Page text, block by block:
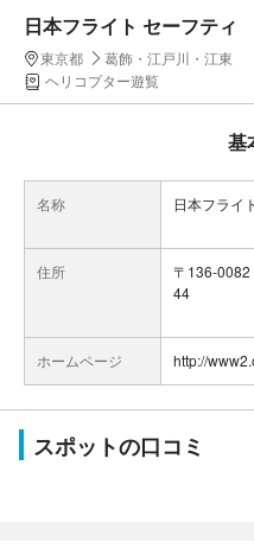
日本フライト セーフティ
東京都
葛飾・江戸川・江東
ヘリコプター遊覧
基
名称 日本フライ
住所
〒136-0082
44
ホームページ http://
スポットの口コミ